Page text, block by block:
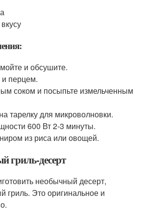
и обсушите.
перцем.
соком и посыпьте измельченным
тарелку для микроволновки.
600 Вт 2-3 минуты.
из риса или овощей.
гриль-десерт
необычный десерт,
гриль. Это оригинальное и